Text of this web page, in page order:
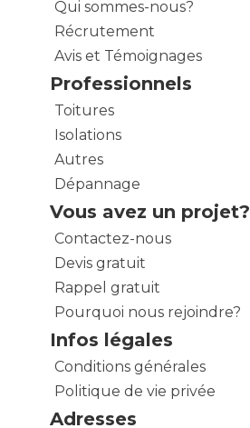
Qui sommes-nous?
Récrutement
Avis et Témoignages
Professionnels
Toitures
Isolations
Autres
Dépannage
Vous avez un projet?
Contactez-nous
Devis gratuit
Rappel gratuit
Pourquoi nous rejoindre?
Infos légales
Conditions générales
Politique de vie privée
Adresses